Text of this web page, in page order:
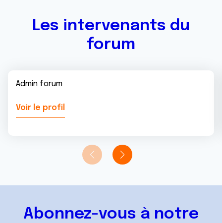
Les intervenants du
forum
Admin forum
Voir le profil
Abonnez-vous à notre